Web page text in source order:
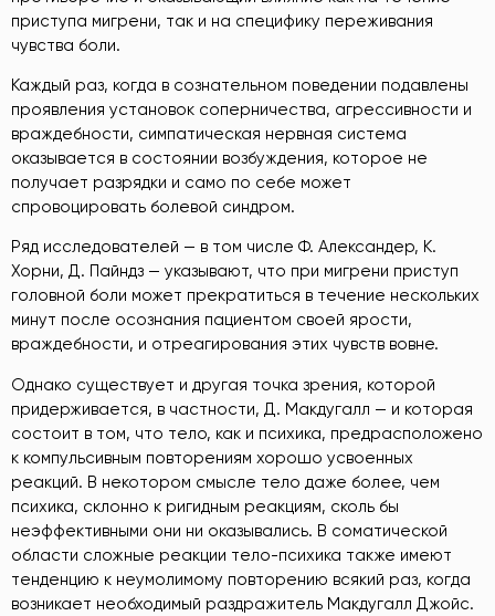
приступа мигрени, так и на специфику переживания
чувства боли.
Каждый раз, когда в сознательном поведении подавлены
проявления установок соперничества, агрессивности и
враждебности, симпатическая нервная система
оказывается в состоянии возбуждения, которое не
получает разрядки и само по себе может
спровоцировать болевой синдром.
Ряд исследователей — в том числе Ф. Александер, К.
Хорни, Д. Пайндз — указывают, что при мигрени приступ
головной боли может прекратиться в течение нескольких
минут после осознания пациентом своей ярости,
враждебности, и отреагирования этих чувств вовне.
Однако существует и другая точка зрения, которой
придерживается, в частности, Д. Макдугалл — и которая
состоит в том, что тело, как и психика, предрасположено
к компульсивным повторениям хорошо усвоенных
реакций. В некотором смысле тело даже более, чем
психика, склонно к ригидным реакциям, сколь бы
неэффективными они ни оказывались. В соматической
области сложные реакции тело-психика также имеют
тенденцию к неумолимому повторению всякий раз, когда
возникает необходимый раздражитель Макдугалл Джойс.